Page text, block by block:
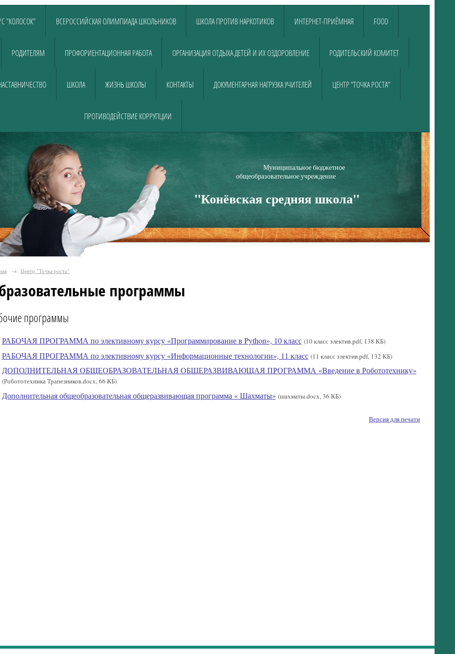
С "КОЛОСОК" ВСЕРОССИЙСКАЯ ОЛИМПИАДА ШКОЛЬНИКОВ ШКОЛА ПРОТИВ НАРКОТИКОВ ИНТЕРНЕТ-ПРИЁМНАЯ FOOD
РОДИТЕЛЯМ ПРОФОРИЕНТАЦИОННАЯ РАБОТА ОРГАНИЗАЦИЯ ОТДЫХА ДЕТЕЙ И ИХ ОЗДОРОВЛЕНИЕ РОДИТЕЛЬСКИЙ КОМИТЕТ
ШКОЛА ЖИЗНЬ ШКОЛЫ КОНТАКТЫ ДОКУМЕНТАРНАЯ НАГРУЗКА УЧИТЕЛЕЙ ЦЕНТР "ТОЧКА РОСТА"
ПРОТИВОДЕЙСТВИЕ КОРРУПЦИИ
Муниципальное бюджетное
общеобразовательное учреждение
"Конёвская средняя школа"
→ Центр "Точка роста"
программы
программы
РАБОЧАЯ ПРОГРАММА по элективному курсу «Программирование в Python», 10 класс (10 класс электив.pdf, 138 КБ)
РАБОЧАЯ ПРОГРАММА по элективному курсу «Информационные технологии», 11 класс (11 класс электив.pdf, 132 КБ)
ДОПОЛНИТЕЛЬНАЯ ОБЩЕОБРАЗОВАТЕЛЬНАЯ ОБЩЕРАЗВИВАЮЩАЯ ПРОГРАММА «Введение в Робототехнику»
(Робототехника Трапезников.docx, 66 КБ)
Дополнительная общеобразовательная общеразвивающая программа « Шахматы» (шахматы.docx, 36 КБ)
Версия для печати